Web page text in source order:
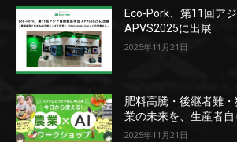
Eco-Pork、第11回ア
APVS2025に出展
2025年11月21日
肥料高騰・後継者難
業の未来を、生産者自
2025年11月21日